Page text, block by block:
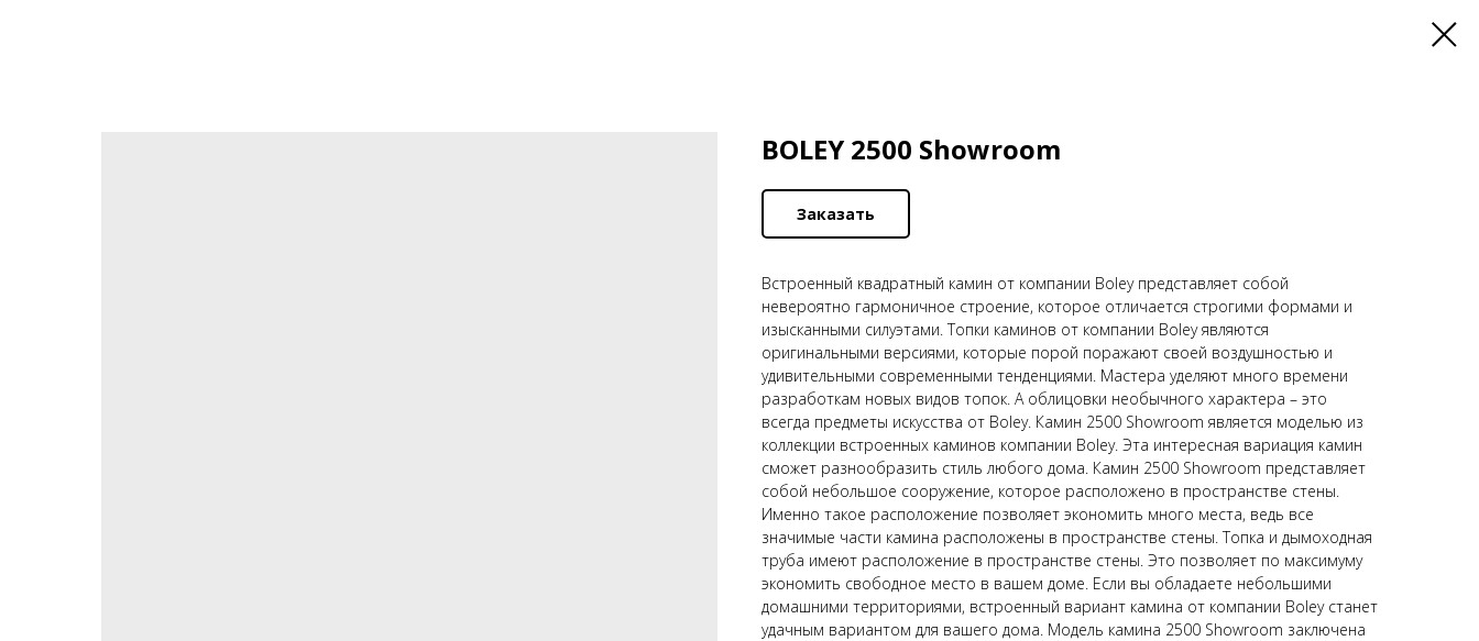
BOLEY 2500 Showroom
Заказать
Встроенный квадратный камин от компании Boley представляет собой
невероятно гармоничное строение, которое отличается строгими формами и
изысканными силуэтами. Топки каминов от компании Boley являются
оригинальными версиями, которые порой поражают своей воздушностью и
удивительными современными тенденциями. Мастера уделяют много времени
разработкам новых видов топок. А облицовки необычного характера – это
всегда предметы искусства от Boley. Камин 2500 Showroom является моделью из
коллекции встроенных каминов компании Boley. Эта интересная вариация камин
сможет разнообразить стиль любого дома. Камин 2500 Showroom представляет
собой небольшое сооружение, которое расположено в пространстве стены.
Именно такое расположение позволяет экономить много места, ведь все
значимые части камина расположены в пространстве стены. Топка и дымоходная
труба имеют расположение в пространстве стены. Это позволяет по максимуму
экономить свободное место в вашем доме. Если вы обладаете небольшими
домашними территориями, встроенный вариант камина от компании Boley станет
удачным вариантом для вашего дома. Модель камина 2500 Showroom заключена